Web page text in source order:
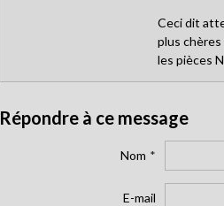
Ceci dit
plus chères
les pièces
Répondre à ce message
Nom
E-mail